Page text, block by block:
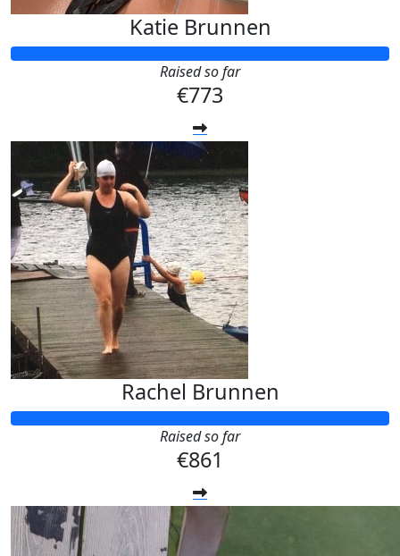
Katie Brunnen
Raised so far
€773
Rachel Brunnen
Raised so far
€861